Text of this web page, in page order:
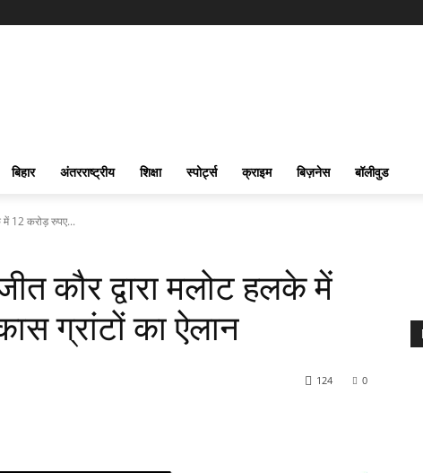
बिहार अंतरराष्ट्रीय शिक्षा स्पोर्ट्स क्राइम बिज़नेस बॉलीवुड
में 12 करोड़ रुपए...
कौर द्वारा मलोट हलके में
ग्रांटों का ऐलान
0
124